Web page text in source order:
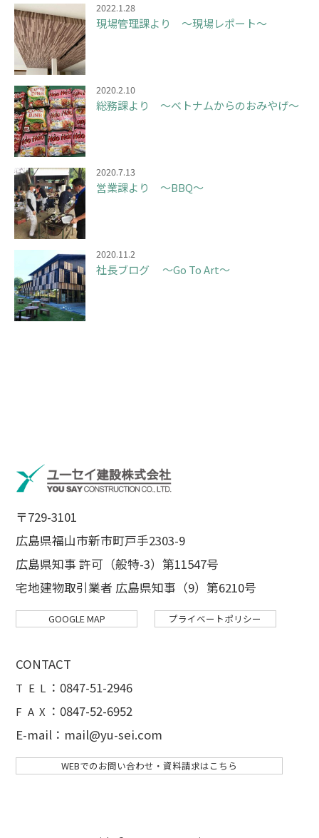
2022.1.28
現場管理課より ～現場レポート～
2020.2.10
総務課より ～ベトナムからのおみやげ～
2020.7.13
営業課より ～BBQ～
2020.11.2
社長ブログ ～Go To Art～
〒729-3101
広島県福山市新市町戸手2303-9
広島県知事 許可（般特-3）第11547号
宅地建物取引業者 広島県知事（9）第6210号
GOOGLE MAP プライベートポリシー
CONTACT
T E L ： 0847-51-2946
F A X ：0847-52-6952
E-mail：mail@yu-sei.com
WEBでのお問い合わせ・資料請求はこちら